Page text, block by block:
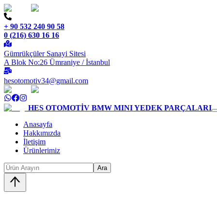
+ 90 532 240 90 58
0 (216) 630 16 16
Gümrükçüler Sanayi Sitesi
A Blok No:26 Ümraniye / İstanbul
hesotomotiv34@gmail.com
HES OTOMOTİV BMW MINI YEDEK PARÇALARI
Anasayfa
Hakkımızda
İletişim
Ürünlerimiz
Ara